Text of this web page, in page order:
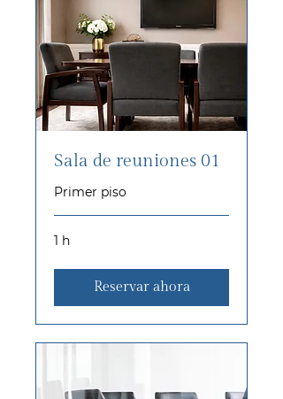
Sala de reuniones 01
Primer piso
1 h
Reservar ahora